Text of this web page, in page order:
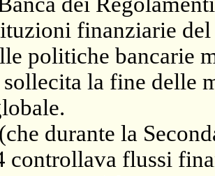
finanziarie
politiche bancarie
sollecita la fine delle
durante la
controllava flussi